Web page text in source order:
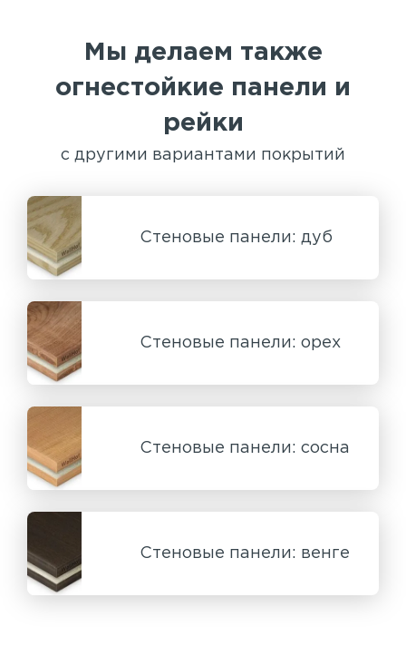
Мы делаем также
огнестойкие панели и
рейки
с другими вариантами покрытий
Стеновые панели: дуб
Стеновые панели: орех
Стеновые панели: сосна
Стеновые панели: венге